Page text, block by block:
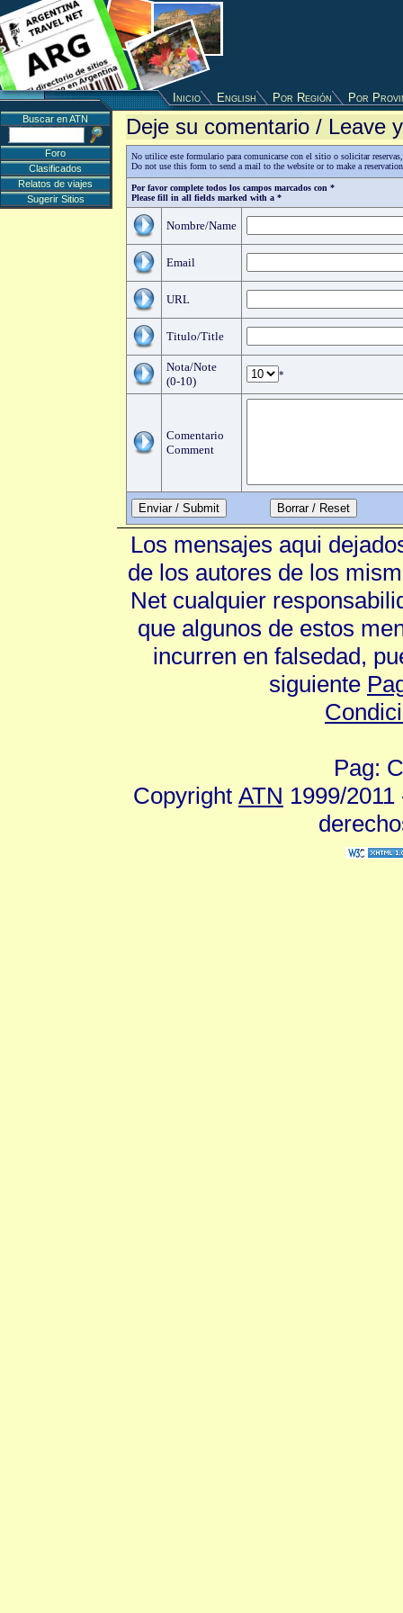
Inicio English Por Región Por
Deje su comentario / Leave
No utilice este formulario para comunicarse con el sitio o solicitar
Do not use this form to send a mail to the website or to make a
Por favor complete todos los campos marcados con *
Please fill in all fields marked with a *
Nombre/Name
Email
URL
Titulo/Title
Nota/Note
(0-10)
*
Comentario
Comment
Enviar / Submit
Buscar en ATN
Foro
Clasificados
Relatos de viajes
Sugerir Sitios
Los mensajes aqui
de los autores de los
Net cualquier
que algunos de estos
incurren en falsedad,
siguiente
Pag:
Copyright ATN 1999/